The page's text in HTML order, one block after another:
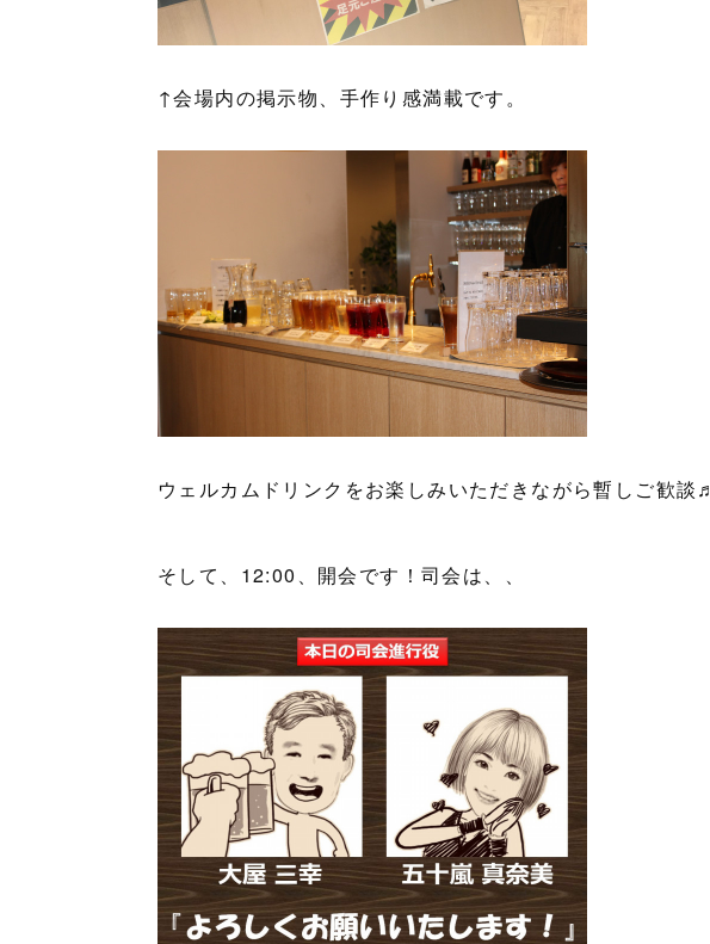
↑会場内の掲示物、手作り感満載です。
ウェルカムドリンクをお楽しみいただきながら暫しご歓談♬
そして、12:00、開会です！司会は、、